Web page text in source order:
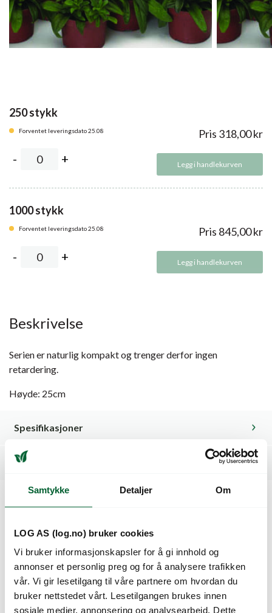
Samtykke Detaljer Om
LOG AS (log.no) bruker cookies
Vi bruker informasjonskapsler for å gi innhold og
annonser et personlig preg og for å analysere trafikken
vår. Vi gir lesetilgang til våre partnere om hvordan du
bruker nettstedet vårt. Lesetilgangen brukes innen
sosiale medier, annonsering og analysearbeid. Dette
250 stykk
Forventet leveringsdato 25.08 Pris 318,00kr
Legg i handlekurven
1000 stykk
Forventet leveringsdato 25.08 Pris 845,00kr
Legg i handlekurven
Beskrivelse
Serien er naturlig kompakt og trenger derfor ingen
retardering.
Høyde: 25cm
Spesifikasjoner
Dyrkingsveiledning